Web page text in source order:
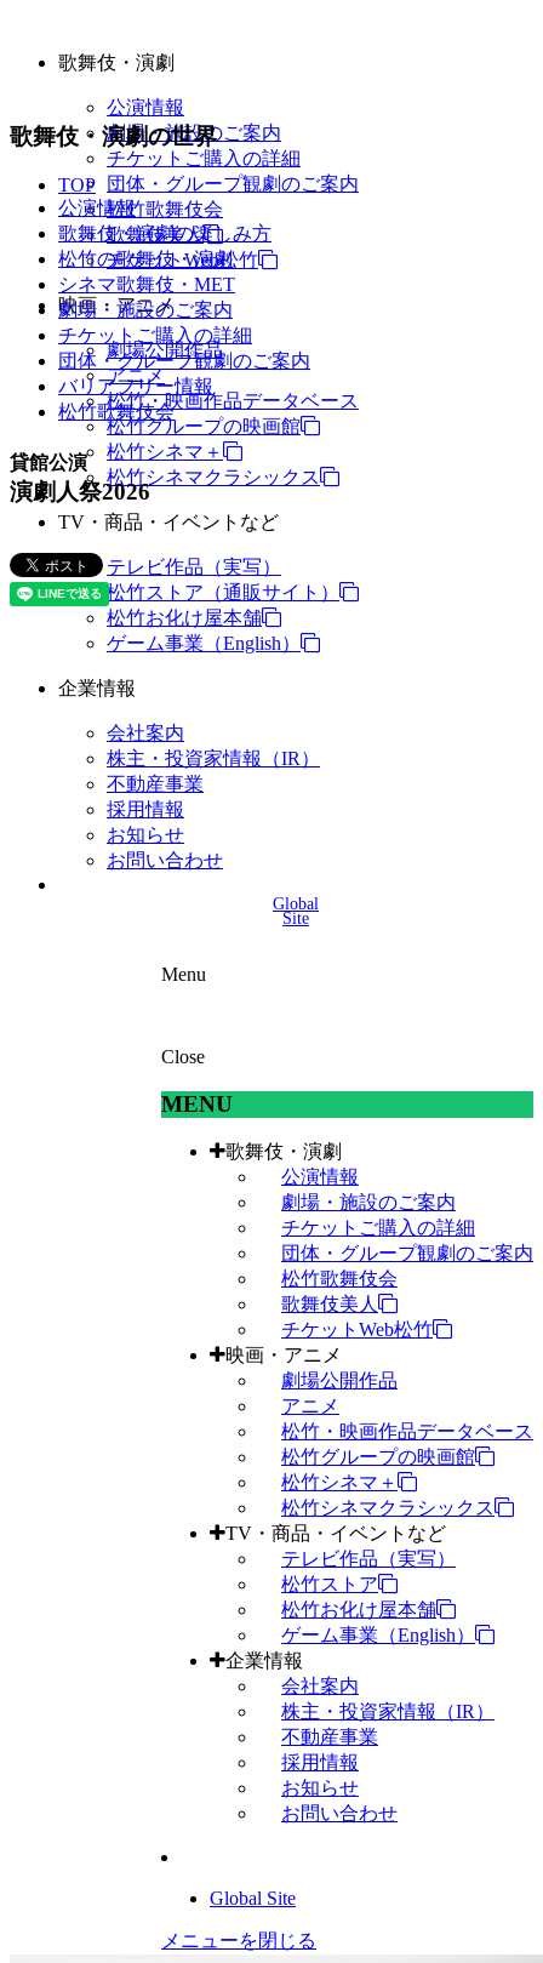
歌舞伎・演劇
公演情報
劇場・施設のご案内
チケットご購入の詳細
団体・グループ観劇のご案内
松竹歌舞伎会
歌舞伎美人
チケットWeb松竹
映画・アニメ
劇場公開作品
アニメ
松竹・映画作品データベース
松竹グループの映画館
松竹シネマ＋
松竹シネマクラシックス
TV・商品・イベントなど
テレビ作品（実写）
松竹ストア（通販サイト）
松竹お化け屋本舗
ゲーム事業（English）
企業情報
会社案内
株主・投資家情報（IR）
不動産事業
採用情報
お知らせ
お問い合わせ
Global
Site
Menu
Close
MENU
歌舞伎・演劇
公演情報
劇場・施設のご案内
チケットご購入の詳細
団体・グループ観劇のご案内
松竹歌舞伎会
歌舞伎美人
チケットWeb松竹
映画・アニメ
劇場公開作品
アニメ
松竹・映画作品データベース
松竹グループの映画館
松竹シネマ＋
松竹シネマクラシックス
TV・商品・イベントなど
テレビ作品（実写）
松竹ストア
松竹お化け屋本舗
ゲーム事業（English）
企業情報
会社案内
株主・投資家情報（IR）
不動産事業
採用情報
お知らせ
お問い合わせ
Global Site
メニューを閉じる
歌舞伎・演劇の世界
TOP
公演情報
歌舞伎・演劇の楽しみ方
松竹の歌舞伎・演劇
シネマ歌舞伎・MET
劇場・施設のご案内
チケットご購入の詳細
団体・グループ観劇のご案内
バリアフリー情報
松竹歌舞伎会
貸館公演
演劇人祭2026